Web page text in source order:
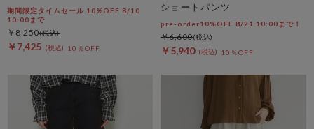
期間限定タイムセール 10%OFF 8/10
10:00まで
￥7,425 10％OFF
￥8,250
ショートパンツ
pre-order10%OFF 8/21 10:00まで！
￥5,940 10％OFF
￥6,600